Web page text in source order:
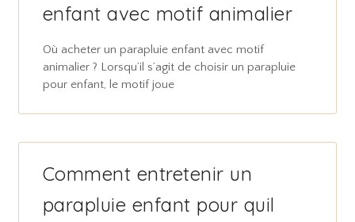
enfant avec motif animalier
Où acheter un parapluie enfant avec motif
animalier ? Lorsqu’il s’agit de choisir un parapluie
pour enfant, le motif joue
Comment entretenir un
parapluie enfant pour quil